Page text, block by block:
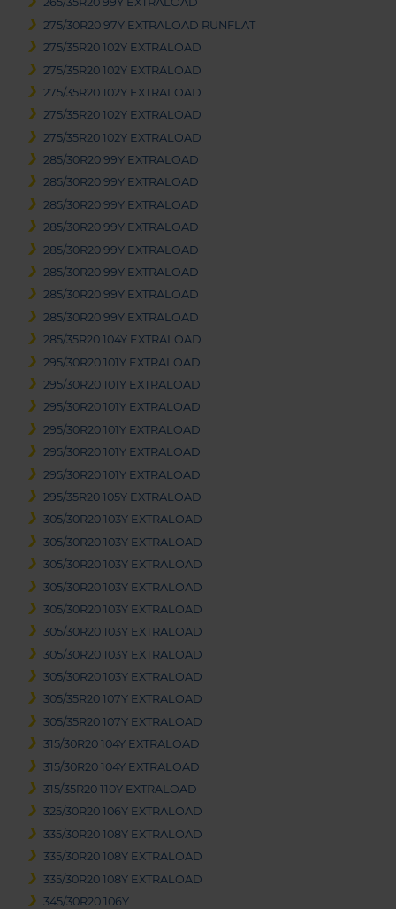
275/30R20 97Y EXTRALOAD RUNFLAT
275/35R20 102Y EXTRALOAD
275/35R20 102Y EXTRALOAD
275/35R20 102Y EXTRALOAD
275/35R20 102Y EXTRALOAD
275/35R20 102Y EXTRALOAD
285/30R20 99Y EXTRALOAD
285/30R20 99Y EXTRALOAD
285/30R20 99Y EXTRALOAD
285/30R20 99Y EXTRALOAD
285/30R20 99Y EXTRALOAD
285/30R20 99Y EXTRALOAD
285/30R20 99Y EXTRALOAD
285/30R20 99Y EXTRALOAD
285/35R20 104Y EXTRALOAD
295/30R20 101Y EXTRALOAD
295/30R20 101Y EXTRALOAD
295/30R20 101Y EXTRALOAD
295/30R20 101Y EXTRALOAD
295/30R20 101Y EXTRALOAD
295/30R20 101Y EXTRALOAD
295/35R20 105Y EXTRALOAD
305/30R20 103Y EXTRALOAD
305/30R20 103Y EXTRALOAD
305/30R20 103Y EXTRALOAD
305/30R20 103Y EXTRALOAD
305/30R20 103Y EXTRALOAD
305/30R20 103Y EXTRALOAD
305/30R20 103Y EXTRALOAD
305/30R20 103Y EXTRALOAD
305/35R20 107Y EXTRALOAD
305/35R20 107Y EXTRALOAD
315/30R20 104Y EXTRALOAD
315/30R20 104Y EXTRALOAD
315/35R20 110Y EXTRALOAD
325/30R20 106Y EXTRALOAD
335/30R20 108Y EXTRALOAD
335/30R20 108Y EXTRALOAD
335/30R20 108Y EXTRALOAD
345/30R20 106Y